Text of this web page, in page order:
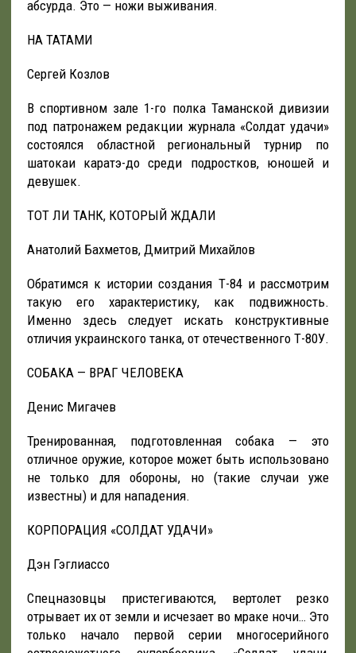
абсурда. Это — ножи выживания.
НА ТАТАМИ
Сергей Козлов
В спортивном зале 1-го полка Таманской дивизии
под патронажем редакции журнала «Солдат удачи»
состоялся областной региональный турнир по
шатокаи каратэ-до среди подростков, юношей и
девушек.
ТОТ ЛИ ТАНК, КОТОРЫЙ ЖДАЛИ
Анатолий Бахметов, Дмитрий Михайлов
Обратимся к истории создания Т-84 и рассмотрим
такую его характеристику, как подвижность.
Именно здесь следует искать конструктивные
отличия украинского танка, от отечественного Т-80У.
СОБАКА — ВРАГ ЧЕЛОВЕКА
Денис Мигачев
Тренированная, подготовленная собака — это
отличное оружие, которое может быть использовано
не только для обороны, но (такие случаи уже
известны) и для нападения.
КОРПОРАЦИЯ «СОЛДАТ УДАЧИ»
Дэн Гэглиассо
Спецназовцы пристегиваются, вертолет резко
отрывает их от земли и исчезает во мраке ночи… Это
только начало первой серии многосерийного